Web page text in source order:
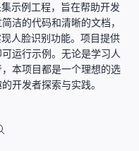
示例工程，旨在帮助开发
洁的代码和清晰的文档，
人脸识别功能。项目提供
运行示例。无论是学习人
本项目都是一个理想的选
开发者探索与实践。